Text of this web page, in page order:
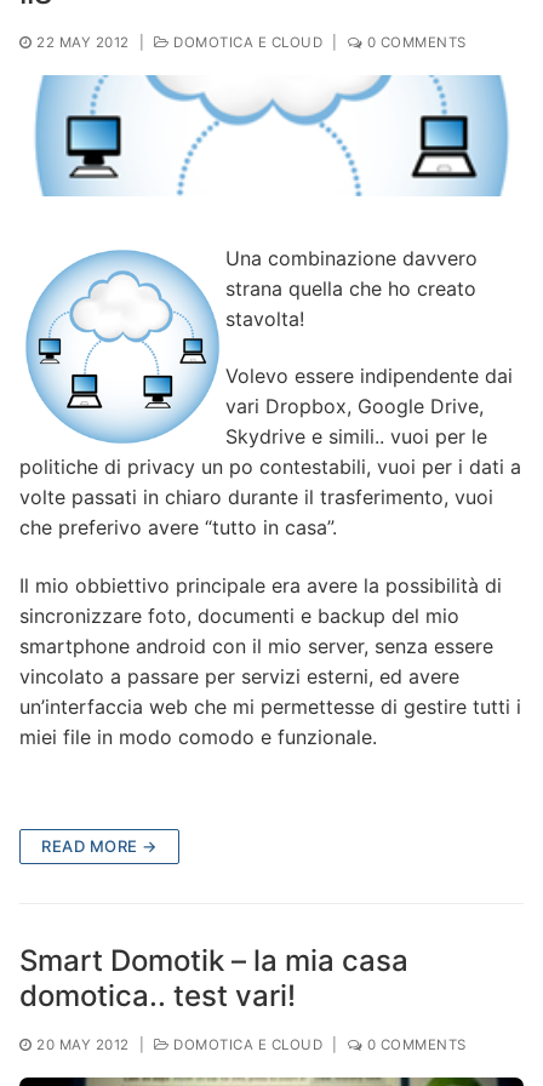
22 MAY 2012 DOMOTICA E CLOUD 0 COMMENTS
Una combinazione davvero
strana quella che ho creato
stavolta!
Volevo essere indipendente dai
vari Dropbox, Google Drive,
Skydrive e simili.. vuoi per le
politiche di privacy un po contestabili, vuoi per i dati a
volte passati in chiaro durante il trasferimento, vuoi
che preferivo avere “tutto in casa”.
Il mio obbiettivo principale era avere la possibilità di
sincronizzare foto, documenti e backup del mio
smartphone android con il mio server, senza essere
vincolato a passare per servizi esterni, ed avere
un’interfaccia web che mi permettesse di gestire tutti i
miei file in modo comodo e funzionale.
READ MORE →
Smart Domotik – la mia casa
domotica.. test vari!
20 MAY 2012 DOMOTICA E CLOUD 0 COMMENTS